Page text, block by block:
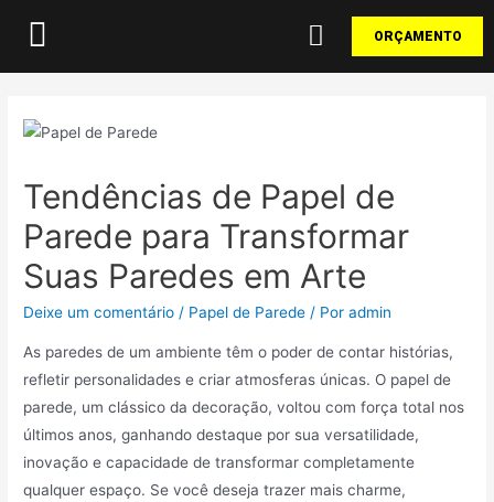
ORÇAMENTO
Tendências de Papel de
Parede para Transformar
Suas Paredes em Arte
Deixe um comentário / Papel de Parede / Poradmin
As paredes de um ambiente têm o poder de contar histórias,
refletir personalidades e criar atmosferas únicas. O papel de
parede, um clássico da decoração, voltou com força total nos
últimos anos, ganhando destaque por sua versatilidade,
inovação e capacidade de transformar completamente
qualquer espaço. Se você deseja trazer mais charme,